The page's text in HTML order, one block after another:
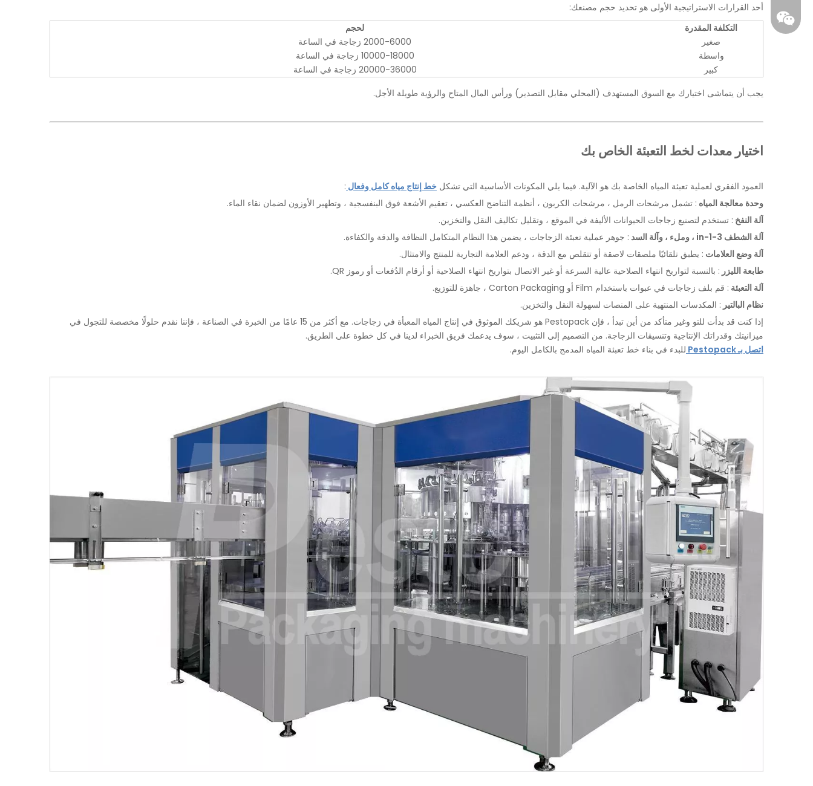
أحد القرارات الاستراتيجية الأولى هو تحديد حجم مصنعك:
التكلفة المقدرة
لحجم
صغير
2000-6000 زجاجة في الساعة
واسطة
10000-18000 زجاجة في الساعة
كبير
20000-36000 زجاجة في الساعة
يجب أن يتماشى اختيارك مع السوق المستهدف (المحلي مقابل التصدير) ورأس المال المتاح والرؤية طويلة الأجل.
اختيار معدات لخط التعبئة الخاص بك
العمود الفقري لعملية تعبئة المياه الخاصة بك هو الآلية. فيما يلي المكونات الأساسية التي تشكل خط إنتاج مياه كامل وفعال :
وحدة معالجة المياه : تشمل مرشحات الرمل ، مرشحات الكربون ، أنظمة التناضح العكسي ، تعقيم الأشعة فوق البنفسجية ، وتطهير الأوزون لضمان نقاء الماء.
آلة النفخ : تستخدم لتصنيع زجاجات الحيوانات الأليفة في الموقع ، وتقليل تكاليف النقل والتخزين.
آلة الشطف 3-in-1 ، وملء ، وآلة السد
: جوهر عملية تعبئة الزجاجات ، يضمن هذا النظام المتكامل النظافة والدقة والكفاءة.
آلة وضع العلامات : يطبق تلقائيًا ملصقات لاصقة أو تتقلص مع الدقة ، ودعم العلامة التجارية للمنتج والامتثال.
طابعة الليزر : بالنسبة لتواريخ انتهاء الصلاحية عالية السرعة أو غير الاتصال بتواريخ انتهاء الصلاحية أو أرقام الدُفعات أو رموز QR.
آلة التعبئة : قم بلف زجاجات في عبوات باستخدام Film أو Carton Packaging ، جاهزة للتوزيع.
نظام البالتير : المكدسات المنتهية على المنصات لسهولة النقل والتخزين.
إذا كنت قد بدأت للتو وغير متأكد من أين تبدأ ، فإن Pestopack هو شريكك الموثوق في إنتاج المياه المعبأة في زجاجات. مع أكثر من 15 عامًا من الخبرة في الصناعة ، فإننا نقدم حلولًا مخصصة للتجول في
ميزانيتك وقدراتك الإنتاجية وتنسيقات الزجاجة. من التصميم إلى التثبيت ، سوف يدعمك فريق الخبراء لدينا في كل خطوة على الطريق.
اتصل بـ Pestopack
للبدء في بناء خط تعبئة المياه المدمج بالكامل اليوم.
ويشات